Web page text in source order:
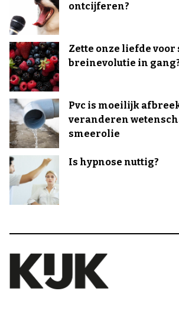
ontcijferen?
Zette onze liefde voor
breinevolutie in
Pvc is moeilijk
veranderen
smeerolie
Is hypnose nuttig?